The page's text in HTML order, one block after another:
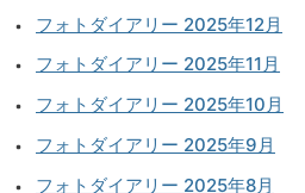
フォトダイアリー 2025年12月
フォトダイアリー 2025年11月
フォトダイアリー 2025年10月
フォトダイアリー 2025年9月
フォトダイアリー 2025年8月